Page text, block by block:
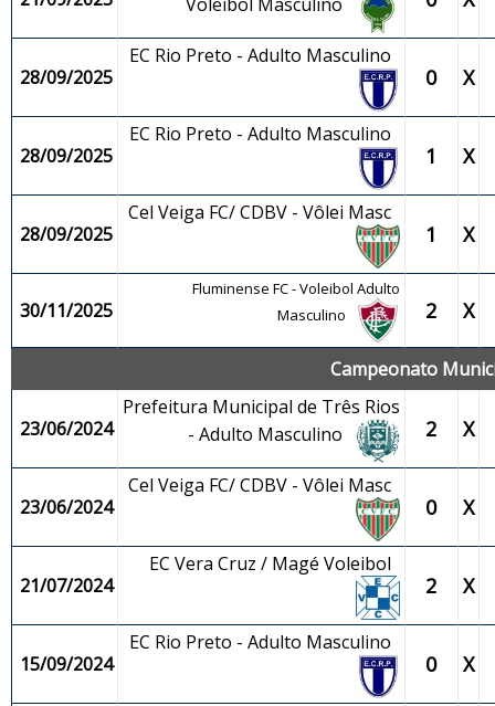
28/09/2025
EC Rio Preto - Adulto Masculino
0 X
28/09/2025
EC Rio Preto - Adulto Masculino
1 X
28/09/2025
Cel Veiga FC/ CDBV - Vôlei Masc
1 X
30/11/2025
Fluminense FC - Voleibol Adulto
Masculino
2 X
Campeonato
23/06/2024
Prefeitura Municipal de Três Rios
- Adulto Masculino
2 X
23/06/2024
Cel Veiga FC/ CDBV - Vôlei Masc
0 X
21/07/2024
EC Vera Cruz / Magé Voleibol
2 X
15/09/2024
EC Rio Preto - Adulto Masculino
0 X